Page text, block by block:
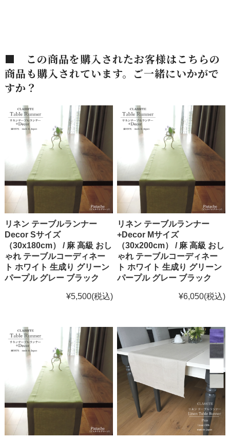
■ この商品を購入されたお客様はこちらの
商品も購入されています。ご一緒にいかがで
すか？
リネン テーブルランナー
Decor Sサイズ
（30x180cm） / 麻 高級 おし
ゃれ テーブルコーディネー
ト ホワイト 生成り グリーン
パープル グレー ブラック
¥5,500(税込)
リネン テーブルランナー
+Decor Mサイズ
（30x200cm） / 麻 高級 おし
ゃれ テーブルコーディネー
ト ホワイト 生成り グリーン
パープル グレー ブラック
¥6,050(税込)